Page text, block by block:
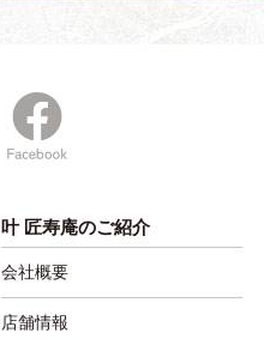
叶 匠寿庵のご紹介
会社概要
店舗情報